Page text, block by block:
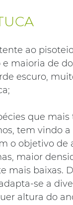
ao
maioria de
escuro,
que
tem vindo a
o objetivo de
maior
mais baixas.
se a
altura do